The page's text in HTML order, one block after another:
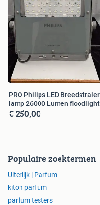
PRO Philips LED Breedstraler
lamp 26000 Lumen floodlight
€ 250,00
Populaire zoektermen
Uiterlijk | Parfum
kiton parfum
parfum testers